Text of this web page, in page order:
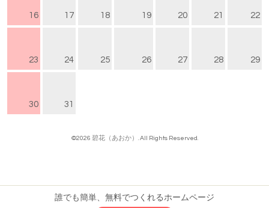
16 17 18 19 20 21 22
23 24 25 26 27 28 29
30 31
©2026 碧花（あおか） . All Rights Reserved.
誰でも簡単、無料でつくれるホームページ